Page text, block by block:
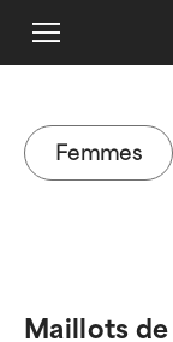
Femmes
Maillots